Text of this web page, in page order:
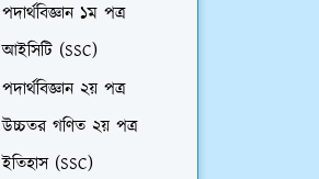
পদার্থবিজ্ঞান ১ম পত্র
আইসিটি (SSC)
পদার্থবিজ্ঞান ২য় পত্র
উচ্চতর গণিত ২য় পত্র
ইতিহাস (SSC)